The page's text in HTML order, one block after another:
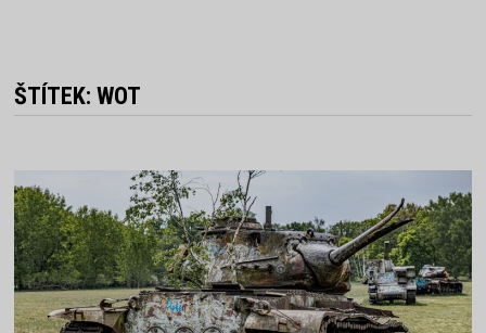
ŠTÍTEK:WOT